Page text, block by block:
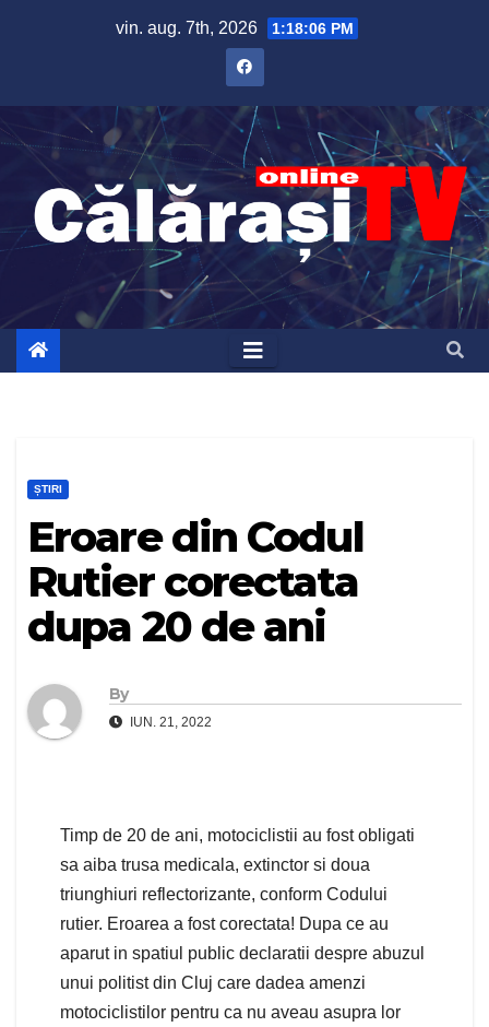
vin. aug. 7th, 2026 1:18:07 PM
ȘTIRI
Eroare din Codul
Rutier corectata
dupa 20 de ani
By
IUN. 21, 2022
Timp de 20 de ani, motociclistii au fost obligati
sa aiba trusa medicala, extinctor si doua
triunghiuri reflectorizante, conform Codului
rutier. Eroarea a fost corectata! Dupa ce au
aparut in spatiul public declaratii despre abuzul
unui politist din Cluj care dadea amenzi
motociclistilor pentru ca nu aveau asupra lor